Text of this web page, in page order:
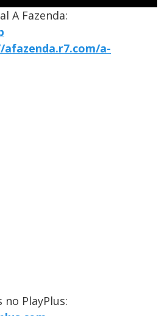
A Fazenda:
a-
PlayPlus: